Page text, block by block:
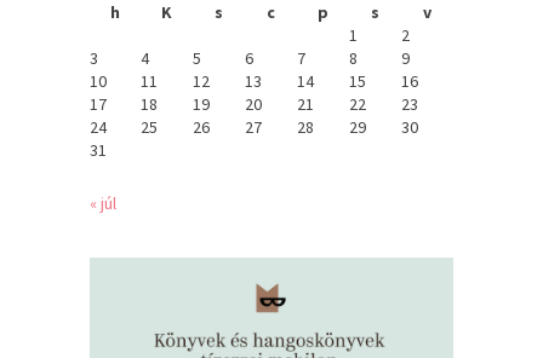
h
K s c p s
v
1
2
3
4 5 6 7 8
9
10
11 12 13 14 15
16
17
18 19 20 21 22
23
24
25 26 27 28 29
30
31
« júl